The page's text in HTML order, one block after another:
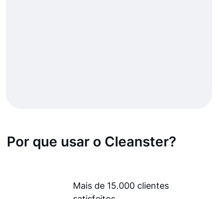
Por que usar o Cleanster?
Mais de 15.000 clientes